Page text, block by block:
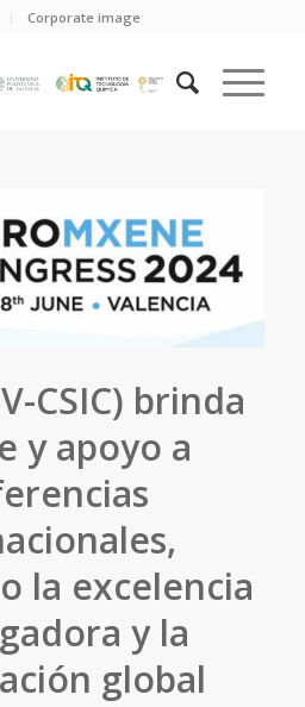
Corporate image
CSIC) brinda
y apoyo a
la excelencia
y la
global